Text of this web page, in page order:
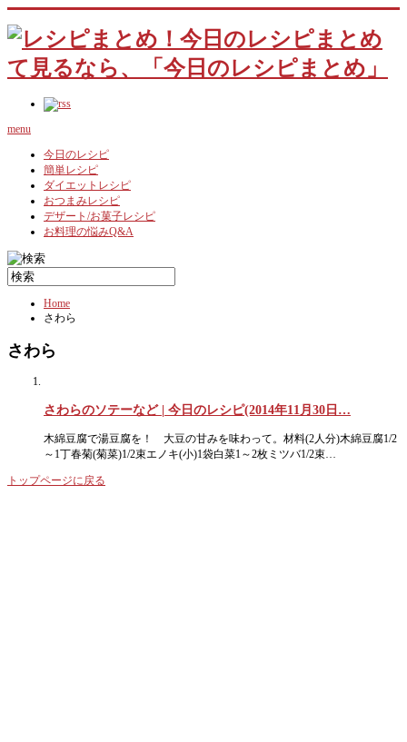
menu
今日のレシピ
簡単レシピ
ダイエットレシピ
おつまみレシピ
デザート/お菓子レシピ
お料理の悩みQ&A
Home
さわら
さわら
さわらのソテーなど | 今日のレシピ(2014年11月30日…
木綿豆腐で湯豆腐を！ 大豆の甘みを味わって。材料(2人分)木綿豆腐1/2
～1丁春菊(菊菜)1/2束エノキ(小)1袋白菜1～2枚ミツバ1/2束…
トップページに戻る